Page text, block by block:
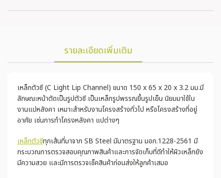
รายละเอียดเพิ่มเติม
เหล็กตัวซี (C Light Lip Channel) ขนาด 150 x 65 x 20 x 3.2 มม.มี
ลักษณะหน้าตัดเป็นรูปตัวซี เป็นเหล็กรูปพรรณขึ้นรูปเย็น นิยมมาใช้ใน
งานแปหลังคา เหมาะสำหรับงานโครงสร้างทั่วไป หรือโครงสร้างที่อยู่
อาศัย เช่นการทำโครงหลังคา แปต่างๆ
เหล็กตัวซีทุกเส้นที่มาจาก SB Steel มีมาตรฐาน มอก.1228-2561 มี
กระบวณการตรวจสอบคุณภาพสินค้าและการจัดเก็บที่ดีทำให้ผิวเหล็กยัง
มีความสวย และมีการตรวจเช็คสินค้าก่อนส่งให้ลูกค้าเสมอ